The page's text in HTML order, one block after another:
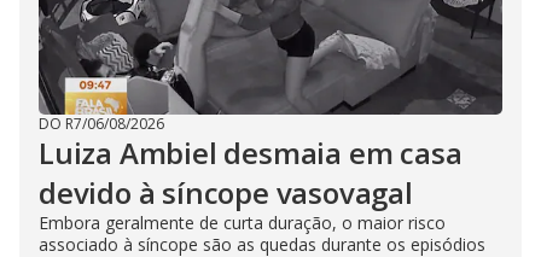
DO R7/06/08/2026
Luiza Ambiel desmaia em casa
devido à síncope vasovagal
Embora geralmente de curta duração, o maior risco
associado à síncope são as quedas durante os episódios